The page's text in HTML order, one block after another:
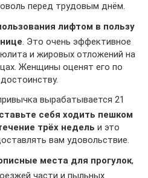
перед трудовым днём.
лифтом в пользу
. Это очень эффективное
и жировых отложений на
Женщины оценят его по
достоинству.
вырабатывается 21
себя ходить пешком
трёх недель и это
вам удовольствие.
места для прогулок,
части и пыльных